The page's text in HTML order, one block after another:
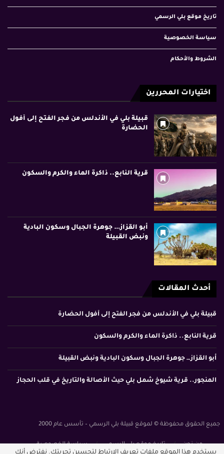
تاريخ موقع بلي الرسمي
سياسة الخصوصية
الشروط والأحكام
اختيارات المحررين
قبيلة بلي في الأندلس من فجر الفتح إلى أفول
الحضارة
قرية النابع.. ذاكرة الماء والكرم والسكون
أبو القزاز… جوهرة الجبال وسكون البادية
ونبض القبيلة
أحدث المقالات
قبيلة بلي في الأندلس من فجر الفتح إلى أفول الحضارة
قرية النابع.. ذاكرة الماء والكرم والسكون
أبو القزاز… جوهرة الجبال وسكون البادية ونبض القبيلة
المنجور.. قرية شيوخ شمل بلي حيث الأصالة والتاريخ في قلب الحجاز
جميع الحقوق محفوظة © لموقع قبيلة بلي الرسمي – تأسس عام 2000
من نحن تاريخ موقع بلي الرسمي
سياسة الخصوصية
يستخدم هذا الموقع ملفات تعريف الارتباط لتحسين تجربتك. نفترض أنك